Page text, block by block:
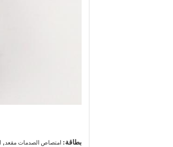
بطاقة: امتصاص الصدمات مقعد,